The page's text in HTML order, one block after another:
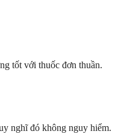
tốt với thuốc đơn thuần.
nghĩ đó không nguy hiểm.